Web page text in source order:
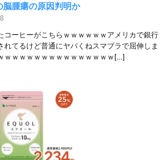
脳腫瘍の原因判明か
コーヒーがこちらｗｗｗｗｗｗアメリカで銀行
れてるけど普通にヤバくねスマブラで屈伸しま
ｗｗｗｗｗｗｗｗｗｗｗｗｗｗｗ[…]